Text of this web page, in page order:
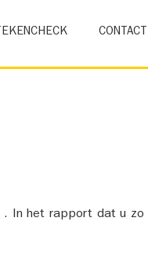
CONTACT
. In het rapport dat u